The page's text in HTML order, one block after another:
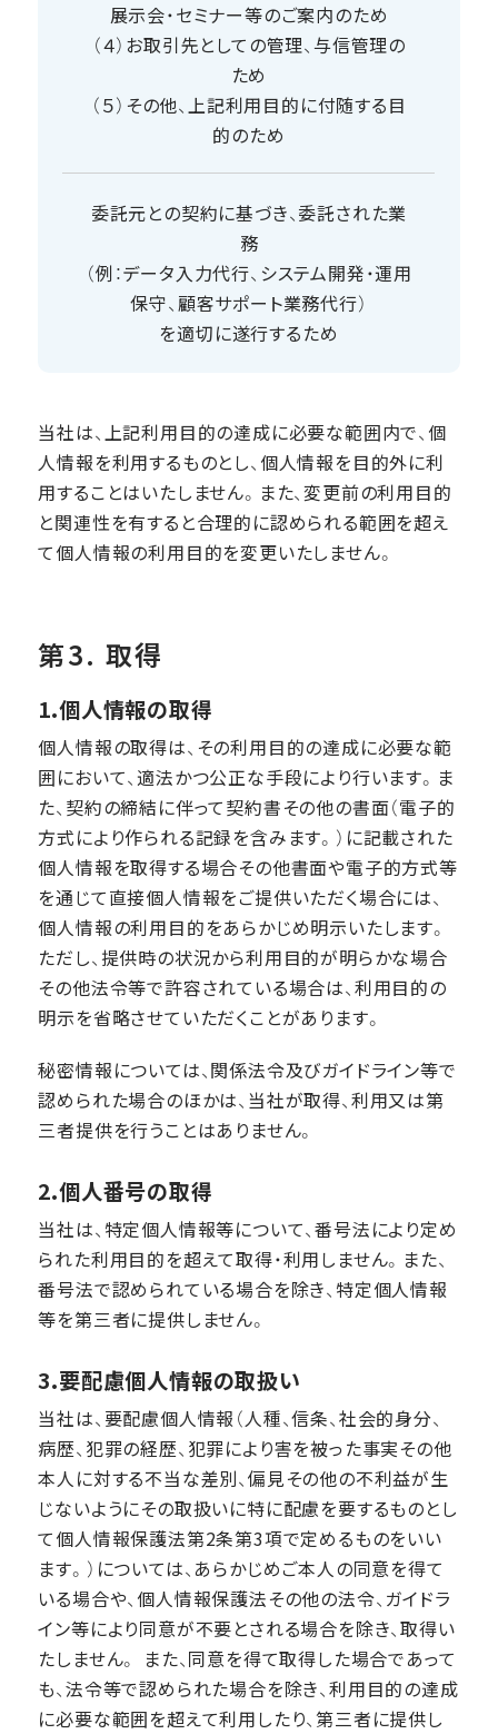
展示会・セミナー等のご案内のため
（４）お取引先としての管理、与信管理の
ため
（５）その他、上記利用目的に付随する目
的のため
委託元との契約に基づき、委託された業
務
（例：データ入力代行、システム開発・運用
保守、顧客サポート業務代行）
を適切に遂行するため
当社は、上記利用目的の達成に必要な範囲内で、個
人情報を利用するものとし、個人情報を目的外に利
用することはいたしません。また、変更前の利用目的
と関連性を有すると合理的に認められる範囲を超え
て個人情報の利用目的を変更いたしません。
第3. 取得
1.個人情報の取得
個人情報の取得は、その利用目的の達成に必要な範
囲において、適法かつ公正な手段により行います。ま
た、契約の締結に伴って契約書その他の書面（電子的
方式により作られる記録を含みます。）に記載された
個人情報を取得する場合その他書面や電子的方式等
を通じて直接個人情報をご提供いただく場合には、
個人情報の利用目的をあらかじめ明示いたします。
ただし、提供時の状況から利用目的が明らかな場合
その他法令等で許容されている場合は、利用目的の
明示を省略させていただくことがあります。
秘密情報については、関係法令及びガイドライン等で
認められた場合のほかは、当社が取得、利用又は第
三者提供を行うことはありません。
2.個人番号の取得
当社は、特定個人情報等について、番号法により定め
られた利用目的を超えて取得・利用しません。また、
番号法で認められている場合を除き、特定個人情報
等を第三者に提供しません。
3.要配慮個人情報の取扱い
当社は、要配慮個人情報（人種、信条、社会的身分、
病歴、犯罪の経歴、犯罪により害を被った事実その他
本人に対する不当な差別、偏見その他の不利益が生
じないようにその取扱いに特に配慮を要するものとし
て個人情報保護法第2条第3項で定めるものをいい
ます。）については、あらかじめご本人の同意を得て
いる場合や、個人情報保護法その他の法令、ガイドラ
イン等により同意が不要とされる場合を除き、取得い
たしません。 また、同意を得て取得した場合であって
も、法令等で認められた場合を除き、利用目的の達成
に必要な範囲を超えて利用したり、第三者に提供し